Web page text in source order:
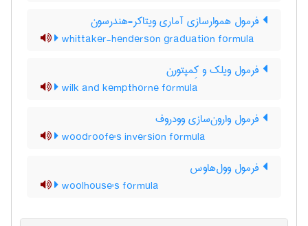
فرمول هموارسازی آماری ویتاکر-هندرسون
whittaker-henderson graduation formula
فرمول ویلک و کِمپتورن
wilk and kempthorne formula
فرمول وارون‌سازی وودروف
woodroofe's inversion formula
فرمول وول‌هاوس
woolhouse's formula